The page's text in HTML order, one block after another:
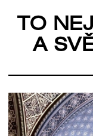
TO
A